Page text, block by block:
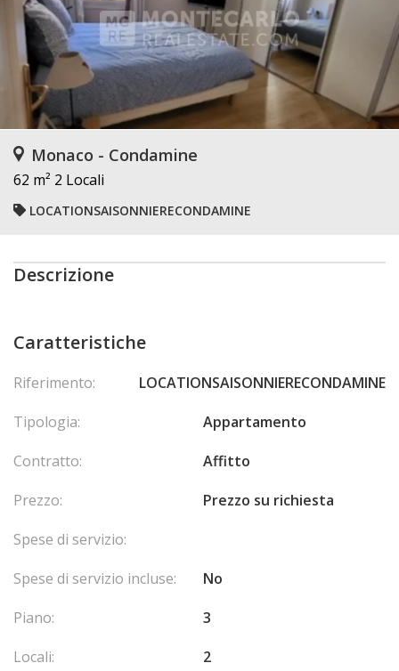
Monaco - Condamine
62 m² 2 Locali
LOCATIONSAISONNIERECONDAMINE
Descrizione
Caratteristiche
Riferimento:
LOCATIONSAISONNIERECONDAMINE
Tipologia:
Appartamento
Contratto:
Affitto
Prezzo:
Prezzo su richiesta
Spese di servizio:
Spese di servizio incluse:
No
Piano:
3
Locali:
2